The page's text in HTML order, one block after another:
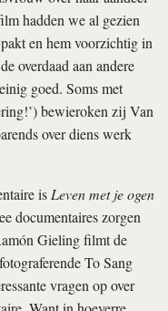
hadden we al gezien
en hem voorzichtig in
overdaad aan andere
goed. Soms met
bewieroken zij Van
over diens werk
isLeven met je ogen
documentaires zorgen
Gieling filmt de
To Sang
vragen op over